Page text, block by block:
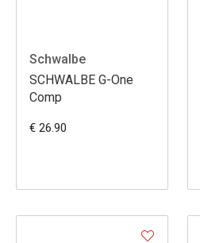
Schwalbe
SCHWALBE G-One
Comp
€ 26.90